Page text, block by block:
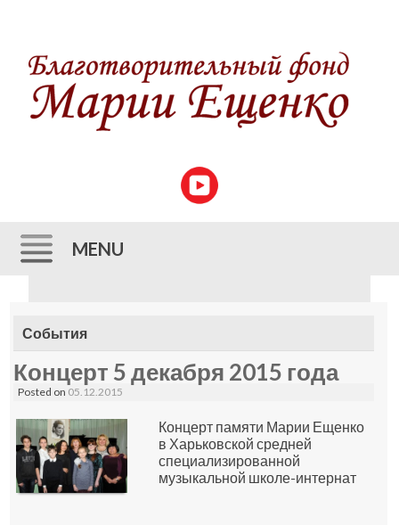
MENU
События
Концерт 5 декабря 2015 года
Posted on 05.12.2015
Концерт памяти Марии Ещенко
в Харьковской средней
специализированной
музыкальной школе-интернат